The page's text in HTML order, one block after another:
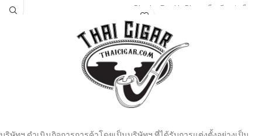
Blue Ice Double Blast : เม็ดเดียวว่าเย็น
ไปเลยกับสองเม็ดบีบ 20 มวน/ซอง